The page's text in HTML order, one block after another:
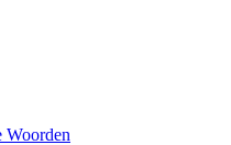
Woorden